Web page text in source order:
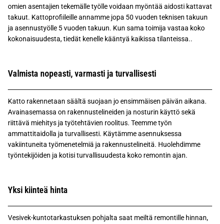
omien asentajien tekemälle työlle voidaan myöntää aidosti kattavat
takuut. Kattoprofiileille annamme jopa 50 vuoden teknisen takuun
ja asennustyölle 5 vuoden takuun. Kun sama toimija vastaa koko
kokonaisuudesta, tiedät kenelle kääntyä kaikissa tilanteissa..
Valmista nopeasti, varmasti ja turvallisesti
Katto rakennetaan säältä suojaan jo ensimmäisen päivän aikana.
Avainasemassa on rakennustelineiden ja nosturin käyttö sekä
riittävä miehitys ja työtehtävien roolitus. Teemme työn
ammattitaidolla ja turvallisesti. Käytämme asennuksessa
vakiintuneita työmenetelmiä ja rakennustelineitä. Huolehdimme
työntekijöiden ja kotisi turvallisuudesta koko remontin ajan.
Yksi kiinteä hinta
Vesivek-kuntotarkastuksen pohjalta saat meiltä remontille hinnan,